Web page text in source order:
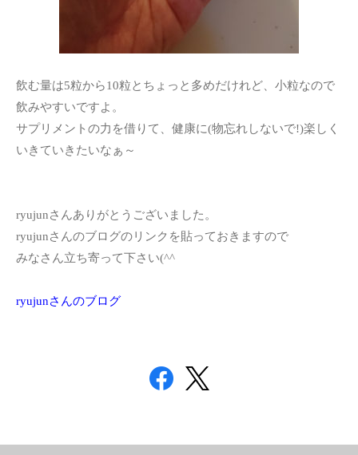
飲む量は5粒から10粒とちょっと多めだけれど、小粒なので
飲みやすいですよ。
サプリメントの力を借りて、健康に(物忘れしないで!)楽しく
いきていきたいなぁ～
ryujunさんありがとうございました。
ryujunさんのブログのリンクを貼っておきますので
みなさん立ち寄って下さい(^^ゞ
ryujunさんのブログ